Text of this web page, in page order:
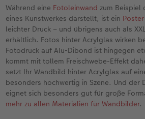
Neuheiten
Extras
Extras
CEWE myPhotos
Neuheiten
Während eine Fotoleinwand zum Beispiel
eines Kunstwerkes darstellt, ist ein Poster
leichter Druck – und übrigens auch als
erhältlich. Fotos hinter Acrylglas wirken
Fotodruck auf Alu-Dibond ist hingegen
kommt mit tollem Freischwebe-Effekt
setzt Ihr Wandbild hinter Acrylglas auf
besonders hochwertig in Szene. Und der
eignet sich besonders gut für große
mehr zu allen Materialien für Wandbilder.